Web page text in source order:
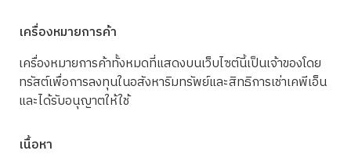
เครื่องหมายการค้า
เครื่องหมายการค้าทั้งหมดที่แสดงบนเว็บไซต์นี้เป็นเจ้าของโดย
ทรัสต์เพื่อการลงทุนในอสังหาริมทรัพย์และสิทธิการเช่าเคพีเอ็น
และได้รับอนุญาตให้ใช้
เนื้อหา